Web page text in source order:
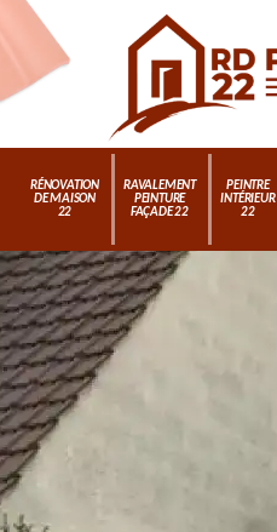
RÉNOVATION
DE MAISON
22
RAVALEMENT
PEINTURE
FAÇADE 22
PEINTRE
INTÉRIEUR
22